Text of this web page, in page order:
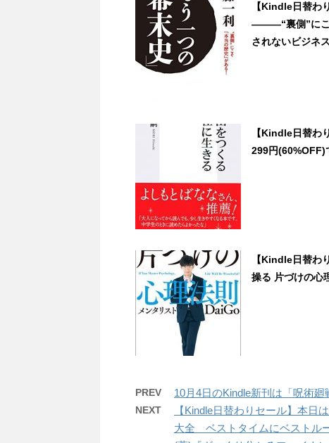
【Kindle日替わ
―――“裏側”にこ
されないビジネ
【Kindle日替わ
299円(60%OFF)
【Kindle日替わ
操る 片づけの心
PREV 10月4日のKindle新刊は「呪術
NEXT
【Kindle日替わりセール】本日
大全 ベストタイムにベストル